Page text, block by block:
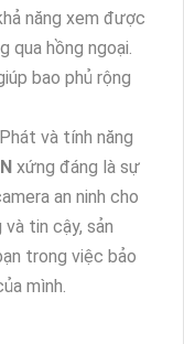
năng xem được
qua hồng ngoại.
bao phủ rộng
và tính năng
xứng đáng là sự
an ninh cho
tin cậy, sản
trong việc bảo
mình.